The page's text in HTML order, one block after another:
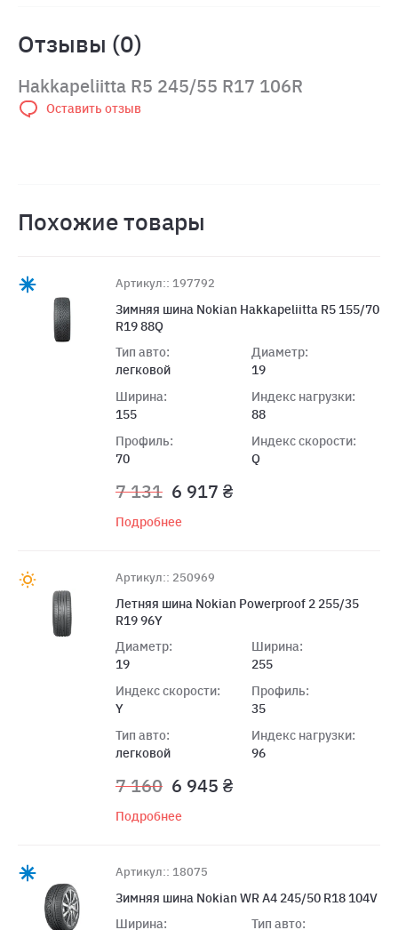
Отзывы (0)
Hakkapeliitta R5 245/55 R17 106R
Оставить отзыв
Похожие товары
Артикул:: 197792
Зимняя шина Nokian Hakkapeliitta R5 155/70
R19 88Q
Тип авто:
легковой
Ширина:
155
Профиль:
70
Диаметр:
19
Индекс нагрузки:
88
Индекс скорости:
Q
7 131 6 917 ₴
Подробнее
Артикул:: 250969
Летняя шина Nokian Powerproof 2 255/35
R19 96Y
Диаметр:
19
Индекс скорости:
Y
Тип авто:
легковой
Ширина:
255
Профиль:
35
Индекс нагрузки:
96
7 160 6 945 ₴
Подробнее
Артикул:: 18075
Зимняя шина Nokian WR A4 245/50 R18 104V
Ширина:
Тип авто: